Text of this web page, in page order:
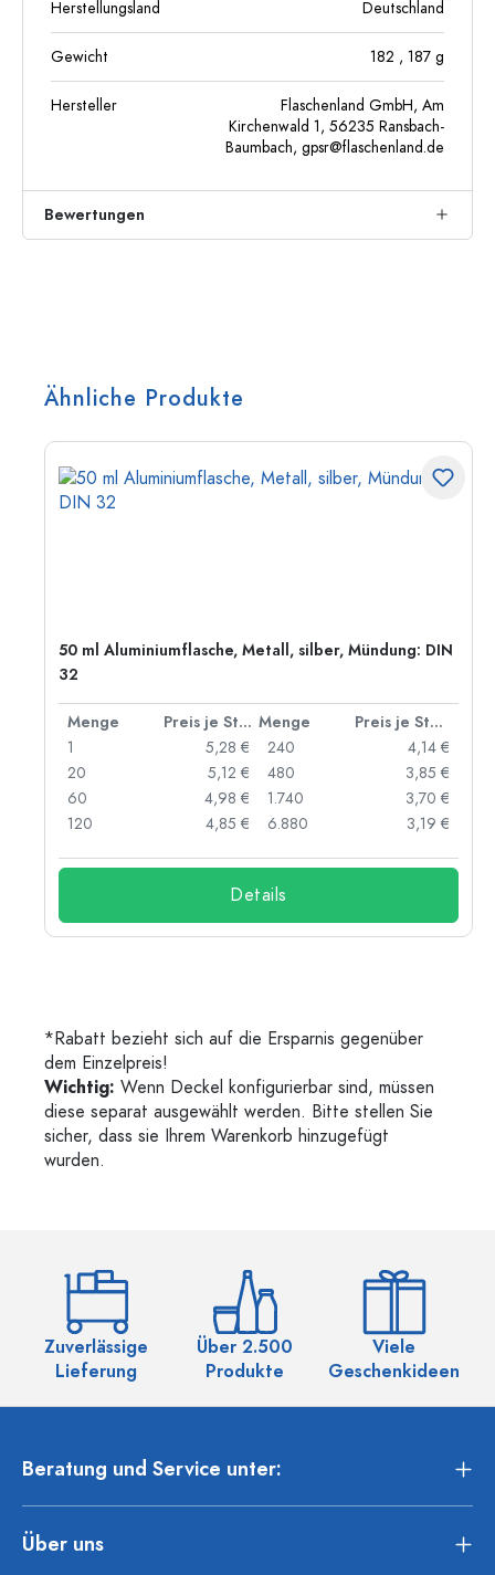
Herstellungsland Deutschland
Gewicht 182 , 187 g
Hersteller
Flaschenland GmbH, Am
Kirchenwald 1, 56235 Ransbach-
Baumbach, gpsr@flaschenland.de
Bewertungen
Ähnliche Produkte
50 ml Aluminiumflasche, Metall, silber, Mündung: DIN
32
Menge Preis je Stück Menge
Preis je Stück
1
5,28 €
20
5,12 €
60
4,98 €
120
4,85 €
240
4,14 €
480
3,85 €
1.740
3,70 €
6.880
3,19 €
Details
*Rabatt bezieht sich auf die Ersparnis gegenüber
dem Einzelpreis!
Wichtig: Wenn Deckel konfigurierbar sind, müssen
diese separat ausgewählt werden. Bitte stellen Sie
sicher, dass sie Ihrem Warenkorb hinzugefügt
wurden.
Zuverlässige
Lieferung
Über 2.500
Produkte
Viele
Geschenkideen
Beratung und Service unter:
Über uns